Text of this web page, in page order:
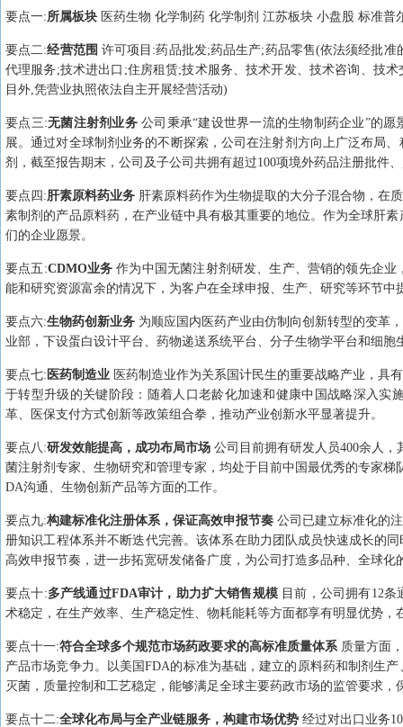
要点一:所属板块 医药生物 化学制药 化学制剂 江苏板块 小盘股 标准
要点二:经营范围 许可项目:药品批发;药品生产;药品零售(依法须经批
代理服务;技术进出口;住房租赁;技术服务、技术开发、技术咨询、技
目外,凭营业执照依法自主开展经营活动)
要点三:无菌注射剂业务 公司秉承“建设世界一流的生物制药企业”的
展。通过对全球制剂业务的不断探索，公司在注射剂方向上广泛布局
剂，截至报告期末，公司及子公司共拥有超过100项境外药品注册批件
要点 四 :肝素原料药业务 肝素原料药作为生物提取的大分子混合物，在
素制剂的产品原料药，在产业链中具有极其重要的地位。作为全球肝
们的企业愿景。
要点五 :CDMO业务作为中国无菌注射剂研发、生产、营销的领先企
能和研究资源富余的情况下，为客户在全球申报、生产、研究等环节中
要点六:生物药创新业务 为顺应国内医药产业由仿制向创新转型的变革
业部，下设蛋白设计平台、药物递送系统平台、分子生物学平台和细
要点七: 医药制造业 医药制造业作为关系国计民生的重要战略产业，具
于转型升级的关键阶段：随着人口老龄化加速和健康中国战略深入
革、医保支付方式创新等政策组合拳，推动产业创新水平显著提升。
要点 八 :研发效能提高，成功布局市场 公司目前拥有研发人员400余人
菌注射剂专家、生物研究和管理专家，均处于目前中国最优秀的专家
DA沟通、生物创新产品等方面的工作。
要点九:构建标准化注册体系，保证高效申报节奏 公司已建立标准化的
册知识工程体系并不断迭代完善。该体系在助力团队成员快速成长的
高效申报节奏，进一步拓宽研发储备广度，为公司打造多品种、全球化
要点十:多产线通过FDA审计，助力扩大销售规模 目前，公司拥有12
术稳定，在生产效率、生产稳定性、物耗能耗等方面都享有明显优势
要点十一:符合全球多个规范市场药政要求的高标准质量体系 质量方面
产品市场竞争力。以美国FDA的标准为基础，建立的原料药和制剂生
灭菌，质量控制和工艺稳定，能够满足全球主要药政市场的监管要求
要点十二:全球化布局与全产业链服务，构建市场优势 经过对出口业务